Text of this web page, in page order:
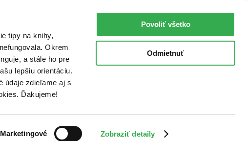
tipy na knihy,
Okrem
a stále ho pre
lepšiu orientáciu.
údaje zdieľame aj s
Ďakujeme!
Marketingové Zobraziť detaily
Povoliť všetko
Odmietnuť